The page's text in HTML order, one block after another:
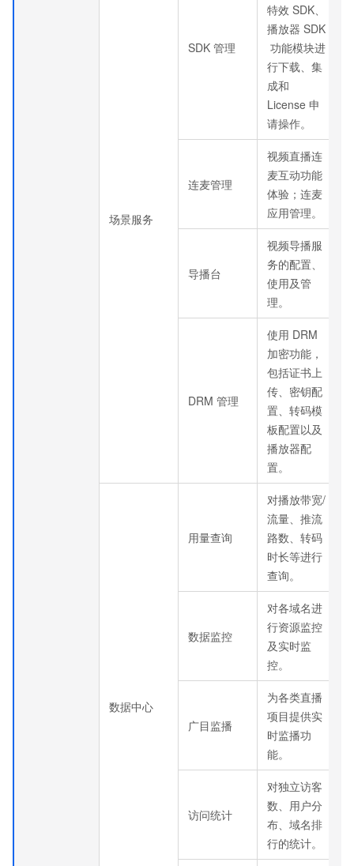
场景服务
SDK 管理
特效 SDK、
播放器 SDK
功能模块进
行下载、集
成和
License 申
请操作。
连麦管理
视频直播连
麦互动功能
体验；连麦
应用管理。
导播台
视频导播服
务的配置、
使用及管
理。
DRM 管理
使用 DRM
加密功能，
包括证书上
传、密钥配
置、转码模
板配置以及
播放器配
置。
数据中心
用量查询
对播放带宽/
流量、推流
路数、转码
时长等进行
查询。
数据监控
对各域名进
行资源监控
及实时监
控。
广目监播
为各类直播
项目提供实
时监播功
能。
访问统计
对独立访客
数、用户分
布、域名排
行的统计。